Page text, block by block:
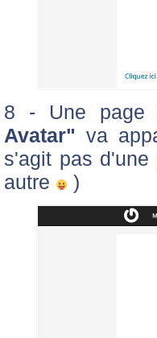
8 - Une page
Avatar" va
s'agit pas
autre
)